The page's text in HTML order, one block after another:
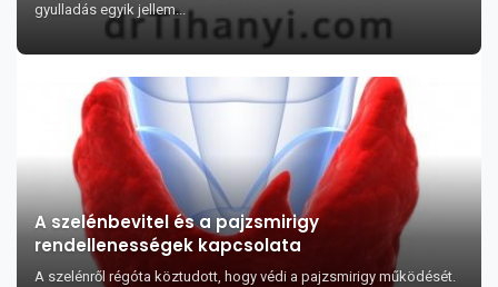
gyulladás egyik jellem...
A szelénbevitel és a pajzsmirigy
rendellenességek kapcsolata
A szelénről régóta köztudott, hogy védi a pajzsmirigy működését.